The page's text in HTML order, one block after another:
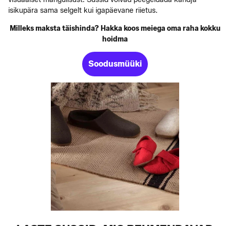
isikupära sama selgelt kui igapäevane riietus.
Milleks maksta täishinda? Hakka koos meiega oma raha kokku
hoidma
Soodusmüüki